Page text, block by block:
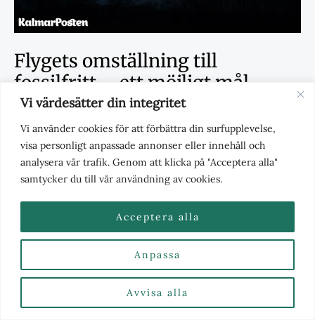
Vi värdesätter din integritet
Vi använder cookies för att förbättra din surfupplevelse,
visa personligt anpassade annonser eller innehåll och
analysera vår trafik. Genom att klicka på "Acceptera alla"
samtycker du till vår användning av cookies.
Anpassa
Avvisa alla
Acceptera alla
Flygets omställning till
fossilfritt – ett möjligt mål
Återpublicerat ,Miljö & Klimat
Redaktionen/mars 19, 2025
Debattören menar att det är fullt möjligt att ställa om
flyget till fossilfritt och att det inte kommer att hota